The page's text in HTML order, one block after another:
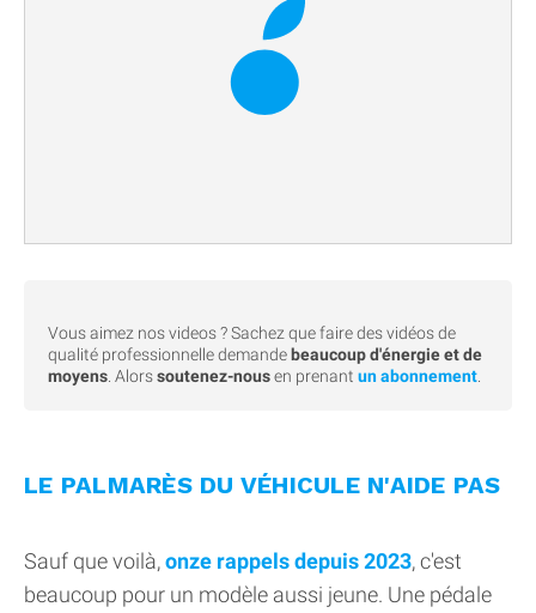
Vous aimez nos videos ? Sachez que faire des vidéos de
qualité professionnelle demande beaucoup d'énergie et de
moyens . Alorssoutenez-nousen prenant un abonnement
LE PALMARÈS DU VÉHICULE N'AIDE PAS
Sauf que voilà,onze rappels depuis 2023, c'est
beaucoup pour un modèle aussi jeune. Une pédale